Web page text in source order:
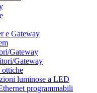
e Gateway
Gateway
Gateway
luminose a LED
programmabili